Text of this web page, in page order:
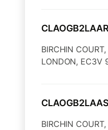
CLAOGB2LAAR
BIRCHIN
LONDON, EC3V
CLAOGB2LAAS
BIRCHIN